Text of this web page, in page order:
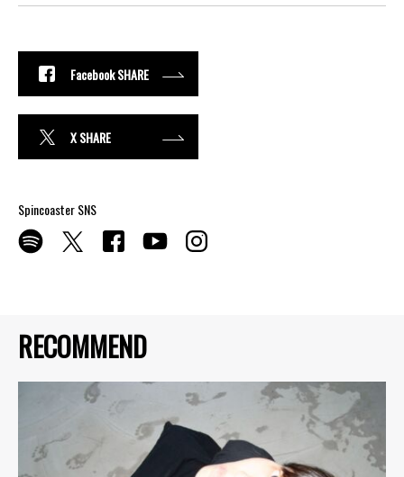
RECOMMEND
Facebook SHARE
X SHARE
Spincoaster SNS